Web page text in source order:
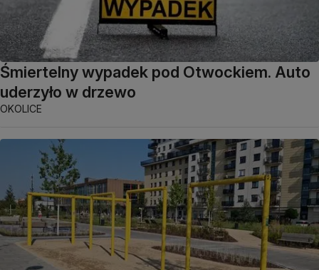
Śmiertelny wypadek pod Otwockiem. Auto
uderzyło w drzewo
OKOLICE